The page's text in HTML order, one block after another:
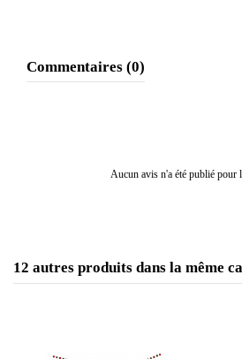
Commentaires (0)
Aucun avis n'a été publié pour
12 autres produits dans la même